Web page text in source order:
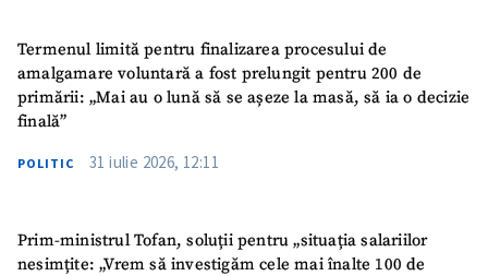
Termenul limită pentru finalizarea procesului de
amalgamare voluntară a fost prelungit pentru 200 de
primării: „Mai au o lună să se așeze la masă, să ia o decizie
finală”
POLITIC 31 iulie 2026, 12:11
Prim-ministrul Tofan, soluții pentru „situația salariilor
nesimțite: „Vrem să investigăm cele mai înalte 100 de